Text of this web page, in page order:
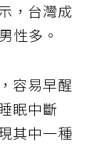
，台灣成
性多。
容易早醒
眠中斷
其中一種